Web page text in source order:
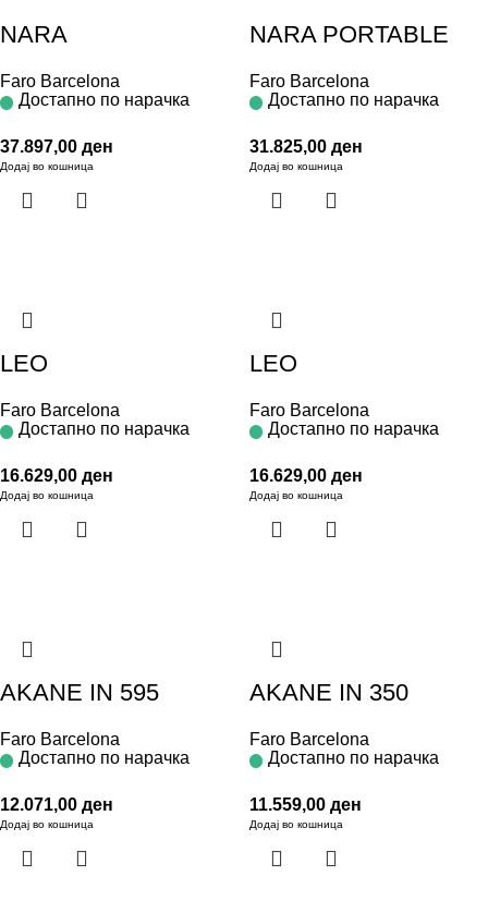
NARA
Faro Barcelona
Достапно по нарачка
37.897,00 ден
Додај во кошница
NARA PORTABLE
Faro Barcelona
Достапно по нарачка
31.825,00 ден
Додај во кошница
LEO
Faro Barcelona
Достапно по нарачка
16.629,00 ден
Додај во кошница
LEO
Faro Barcelona
Достапно по нарачка
16.629,00 ден
Додај во кошница
AKANE IN 595
Faro Barcelona
Достапно по нарачка
12.071,00 ден
Додај во кошница
AKANE IN 350
Faro Barcelona
Достапно по нарачка
11.559,00 ден
Додај во кошница